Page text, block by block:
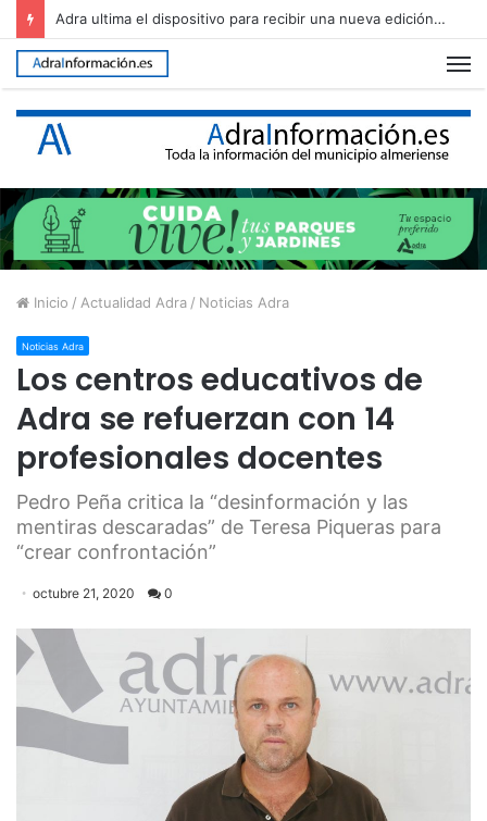
Adra ultima el dispositivo para recibir una nueva edición de The Juergas Rock Festival
Inicio / Actualidad Adra / Noticias Adra
Noticias Adra
Los centros educativos de
Adra se refuerzan con 14
profesionales docentes
Pedro Peña critica la “desinformación y las
mentiras descaradas” de Teresa Piqueras para
“crear confrontación”
octubre 21, 2020 0